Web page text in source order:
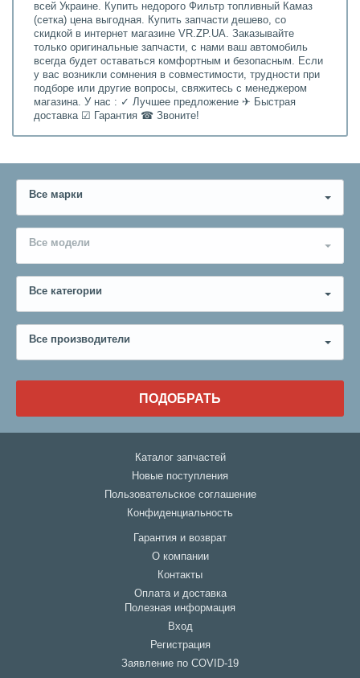
всей Украине. Купить недорого Фильтр топливный Камаз
(сетка) цена выгодная. Купить запчасти дешево, со
скидкой в интернет магазине VR.ZP.UA. Заказывайте
только оригинальные запчасти, с нами ваш автомобиль
всегда будет оставаться комфортным и безопасным. Если
у вас возникли сомнения в совместимости, трудности при
подборе или другие вопросы, свяжитесь с менеджером
магазина. У нас : ✓ Лучшее предложение ✈ Быстрая
доставка ☑ Гарантия ☎ Звоните!
Все марки
Все модели
Все категории
Все производители
ПОДОБРАТЬ
Каталог запчастей
Новые поступления
Пользовательское соглашение
Конфиденциальность
Гарантия и возврат
О компании
Контакты
Оплата и доставка
Полезная информация
Вход
Регистрация
Заявление по COVID-19